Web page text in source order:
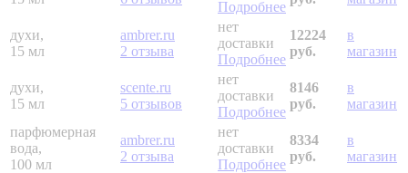
Подробнее
духи,
15 мл
ambrer.ru
2 отзыва
нет
доставки
Подробнее
12224
руб.
в
магазин
духи,
15 мл
scente.ru
5 отзывов
нет
доставки
Подробнее
8146
руб.
в
магазин
парфюмерная
вода,
100 мл
ambrer.ru
2 отзыва
нет
доставки
Подробнее
8334
руб.
в
магазин